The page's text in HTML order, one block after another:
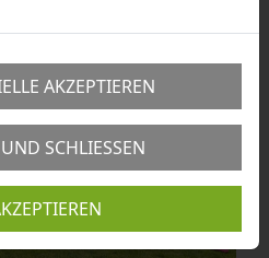
AKZEPTIEREN
SCHLIESSEN